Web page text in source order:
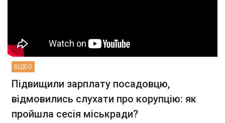
ВIДЕО
Підвищили зарплату посадовцю,
відмовились слухати про корупцію: як
пройшла сесія міськради?